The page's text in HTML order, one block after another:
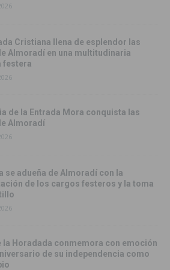
Cristiana llena de esplendor las
Almoradí en una multitudinaria
festera
de la Entrada Mora conquista las
Almoradí
se adueña de Almoradí con la
de los cargos festeros y la toma
la Horadada conmemora con emoción
de su independencia como